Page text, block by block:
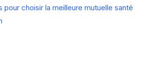
pour choisir la meilleure mutuelle santé